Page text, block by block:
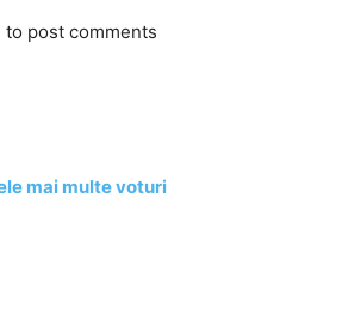
to post comments
mai multe voturi